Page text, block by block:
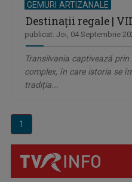
GEMURI ARTIZANALE
Destinații regale |
publicat: Joi, 04 Septembrie
Transilvania captivează
complex, în care istoria se
tradiția...
1